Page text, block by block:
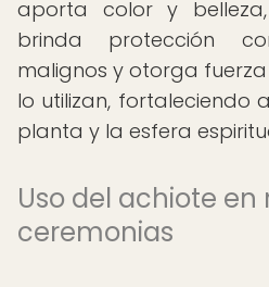
aporta color y
brinda protección
malignos y otorga
lo utilizan, fortaleciendo
planta y la esfera
Uso del achiote en
ceremonias